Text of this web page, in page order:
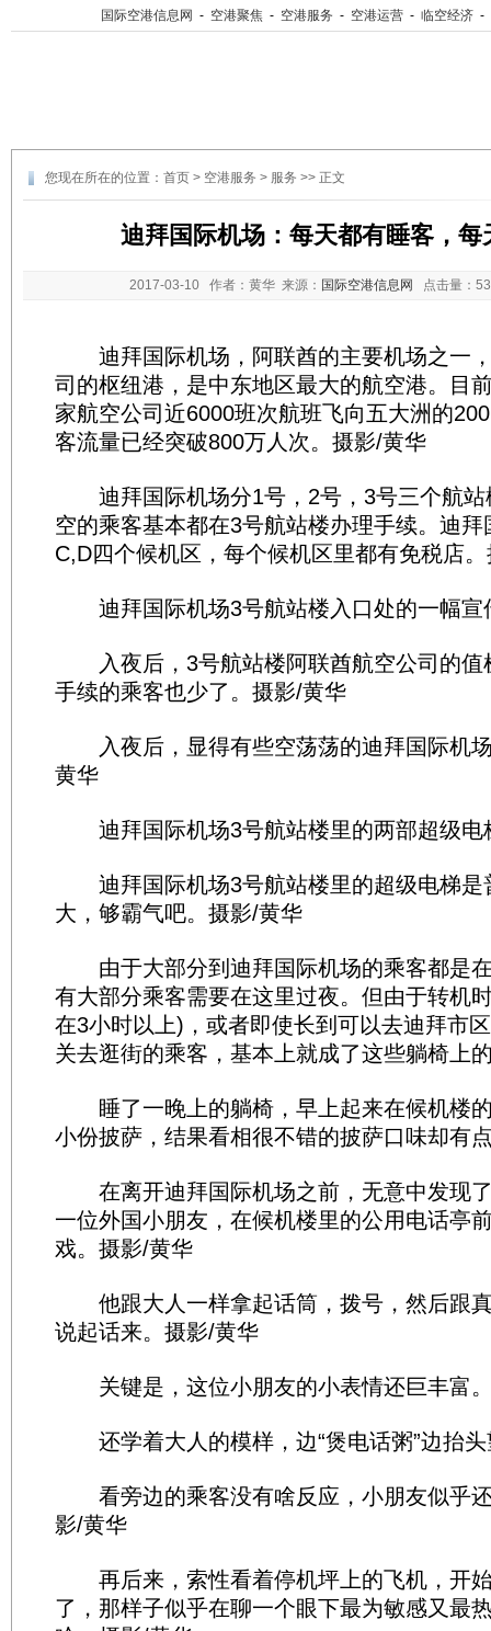
国际空港信息网 - 空港聚焦 - 空港服务 - 空港运营 - 临空经济 -
您现在所在的位置： 首页 > 空港服务 > 服务 >> 正文
迪拜国际机场：每天都有睡客，每
2017-03-10 作者：黄华 来源： 国际空港信息网 点击量：
迪拜国际机场，阿联酋的主要机场之一
司的枢纽港，是中东地区最大的航空港。目
家航空公司近6000班次航班飞向五大洲的
客流量已经突破800万人次。摄影/黄华
迪拜国际机场分1号，2号，3号三个航站
空的乘客基本都在3号航站楼办理手续。迪
C,D四个候机区，每个候机区里都有免税店
迪拜国际机场3号航站楼入口处的一幅宣
入夜后，3号航站楼阿联酋航空公司的值
手续的乘客也少了。摄影/黄华
入夜后，显得有些空荡荡的迪拜国际机
黄华
迪拜国际机场3号航站楼里的两部超级电
迪拜国际机场3号航站楼里的超级电梯是
大，够霸气吧。摄影/黄华
由于大部分到迪拜国际机场的乘客都是
有大部分乘客需要在这里过夜。但由于转机
在3小时以上)，或者即使长到可以去迪拜市
关去逛街的乘客，基本上就成了这些躺椅上
睡了一晚上的躺椅，早上起来在候机楼
小份披萨，结果看相很不错的披萨口味却有
在离开迪拜国际机场之前，无意中发现
一位外国小朋友，在候机楼里的公用电话亭
戏。摄影/黄华
他跟大人一样拿起话筒，拨号，然后跟
说起话来。摄影/黄华
关键是，这位小朋友的小表情还巨丰富
还学着大人的模样，边“煲电话粥”边抬头
看旁边的乘客没有啥反应，小朋友似乎
影/黄华
再后来，索性看着停机坪上的飞机，开始
了，那样子似乎在聊一个眼下最为敏感又最